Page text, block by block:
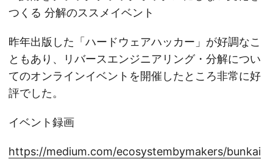
つくる 分解のススメイベント
昨年出版した「ハードウェアハッカー」が好調なこ
ともあり、リバースエンジニアリング・分解につい
てのオンラインイベントを開催したところ非常に好
評でした。
イベント録画
https://medium.com/ecosystembymakers/bunkai